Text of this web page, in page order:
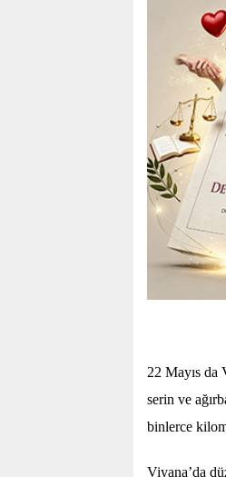
22 Mayıs da
serin ve
binlerce
Viyana’da